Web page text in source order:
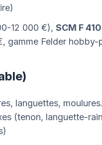
12 000 €), SCM F 410
gamme Felder hobby-
languettes,
(tenon, languette-